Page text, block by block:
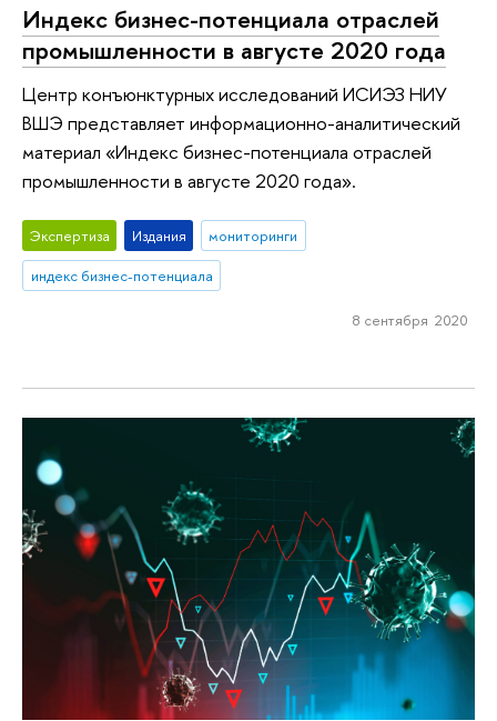
Индекс бизнес-потенциала отраслей
промышленности в августе 2020 года
Центр конъюнктурных исследований ИСИЭЗ НИУ
ВШЭ представляет информационно-аналитический
материал «Индекс бизнес-потенциала отраслей
промышленности в августе 2020 года».
Экспертиза Издания
мониторинги
индекс бизнес-потенциала
8 сентября 2020